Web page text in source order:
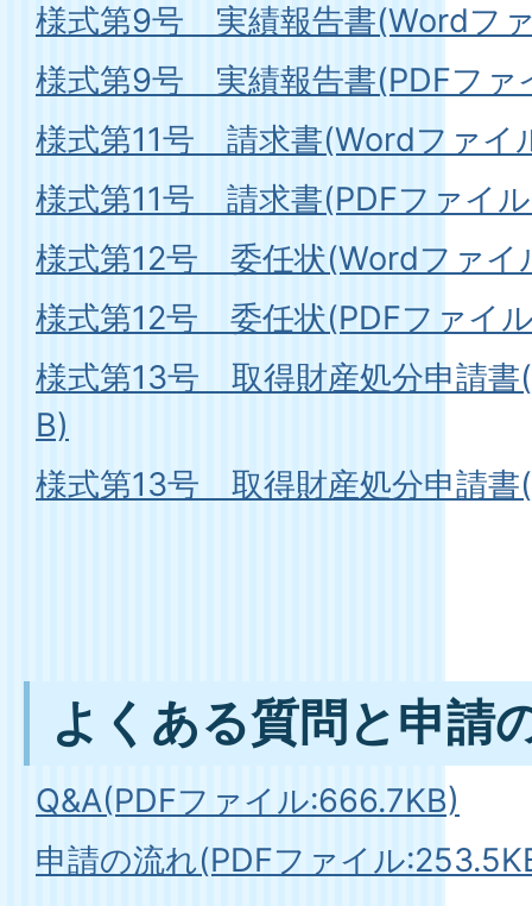
様式第9号 実績報告書(Wordフ
様式第9号 実績報告書(PDFファ
様式第11号 請求書(Wordファイ
様式第11号 請求書(PDFファイ
様式第12号 委任状(Wordファイ
様式第12号 委任状(PDFファイ
様式第13号 取得財産処分申請書
B)
様式第13号 取得財産処分申請書
よくある質問と申請
Q&A(PDFファイル:666.7KB)
申請の流れ(PDFファイル